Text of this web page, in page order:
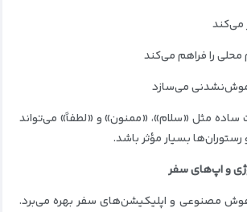
می‌کند
محلی را فراهم می‌کند
می‌سازد
ساده مثل «سلام»، «ممنون» و «لطفاً» می‌تواند
رستوران‌ها بسیار مؤثر باشد.
مصنوعی و اپلیکیشن‌های سفر بهره می‌برد.